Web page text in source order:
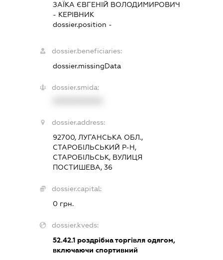
ЗАЇКА ЄВГЕНІЙ ВОЛОДИМИРОВИЧ
- КЕРІВНИК
dossier.position -
dossier.beneficiaries:
dossier.missingData
dossier.smida:
dossier.address:
92700, ЛУГАНСЬКА ОБЛ.,
СТАРОБІЛЬСЬКИЙ Р-Н,
СТАРОБІЛЬСЬК, ВУЛИЦЯ
ПОСТИШЕВА, 36
dossier.capital:
0 грн.
dossier.kveds:
52.42.1 роздрібна торгівля одягом,
включаючи спортивний